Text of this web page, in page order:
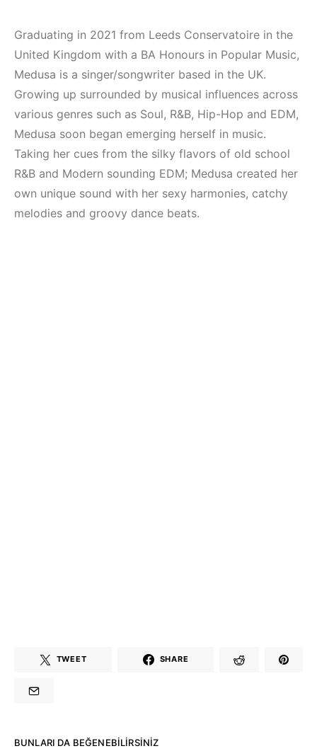
Graduating in 2021 from Leeds Conservatoire in the
United Kingdom with a BA Honours in Popular Music,
Medusa is a singer/songwriter based in the UK.
Growing up surrounded by musical influences across
various genres such as Soul, R&B, Hip-Hop and EDM,
Medusa soon began emerging herself in music.
Taking her cues from the silky flavors of old school
R&B and Modern sounding EDM; Medusa created her
own unique sound with her sexy harmonies, catchy
melodies and groovy dance beats.
TWEET SHARE
BUNLARI DA BEĞENEBILIRSINIZ